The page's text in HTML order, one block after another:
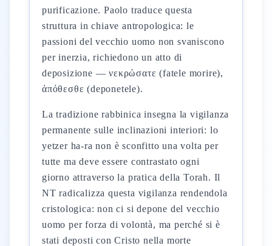
purificazione. Paolo traduce questa
struttura in chiave antropologica: le
passioni del vecchio uomo non svaniscono
per inerzia, richiedono un atto di
deposizione — νεκρώσατε (fatele morire),
ἀπόθεσθε (deponetele).
La tradizione rabbinica insegna la vigilanza
permanente sulle inclinazioni interiori: lo
yetzer ha-ra non è sconfitto una volta per
tutte ma deve essere contrastato ogni
giorno attraverso la pratica della Torah. Il
NT radicalizza questa vigilanza rendendola
cristologica: non ci si depone del vecchio
uomo per forza di volontà, ma perché si è
stati deposti con Cristo nella morte